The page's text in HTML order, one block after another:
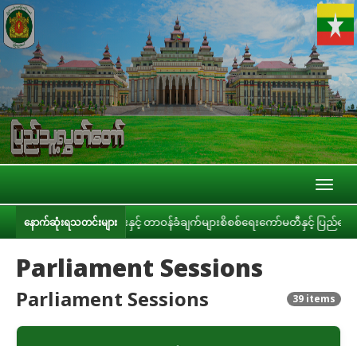
နောက်ဆုံးရသတင်းများ
တာဝန်ခံချက်များစိစစ်ရေးကော်မတီနှင့် ပြည်ထောင်စုအဆင့် အဖွဲ့အစည်းမျာ
Parliament Sessions
Parliament Sessions 39 items